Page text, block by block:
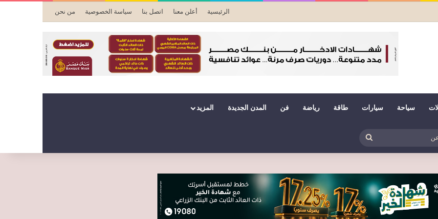
الرئيسية أعلن معنا اتصل بنا سياسة الخصوصية من نحن
سياحة سيارات طاقة رياضة فن المدن الجديدة المزيد
عن